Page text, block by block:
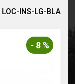
LOC-INS-LG-BLA
- 8 %